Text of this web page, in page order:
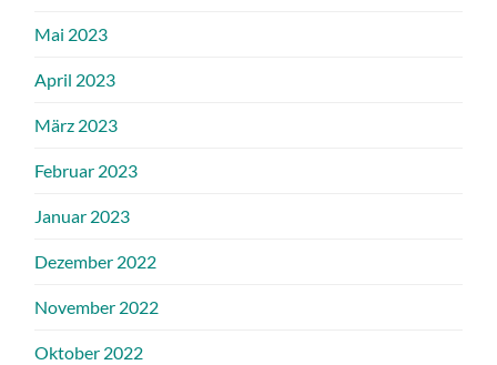
Mai 2023
April 2023
März 2023
Februar 2023
Januar 2023
Dezember 2022
November 2022
Oktober 2022